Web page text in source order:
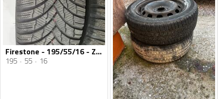
Firestone - 195/55/16 - Zimska guma
195 55 16